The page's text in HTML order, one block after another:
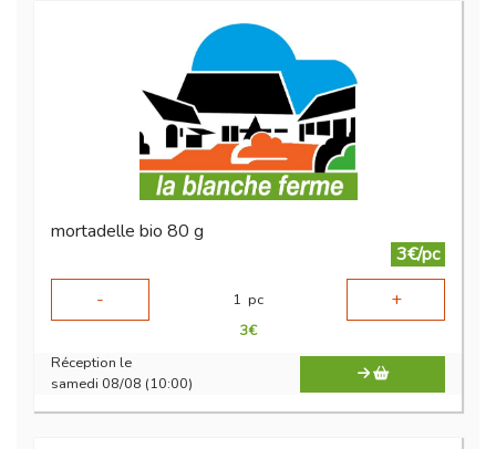
mortadelle bio 80 g
3€/pc
-
1 pc +
3€
Réception le
samedi 08/08 (10:00)